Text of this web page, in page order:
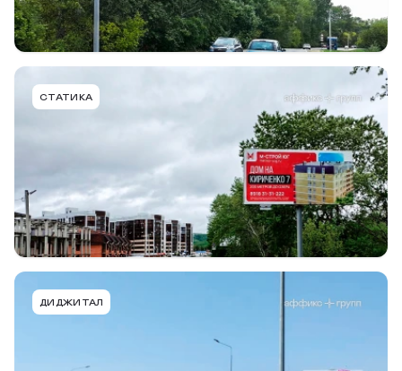
Подробнее В портфель
СТАТИКА
GRK020ABBIP
г. Горячий Ключ, ул. Объездная, р-н Ледового
6,0 х 3,0м
Сторона
A
Подробнее В портфель
ДИДЖИТАЛ
GRK002ADBB
г. Горячий Ключ, а-д М4 Дон, 1386+630 (справа), в